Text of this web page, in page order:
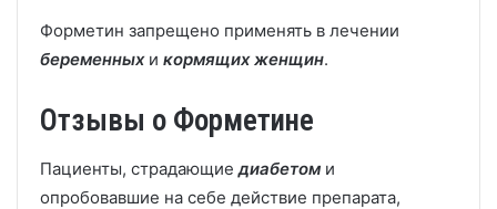
Форметин запрещено применять в лечении
беременныхи кормящих женщин.
Отзывы о Форметине
Пациенты, страдающиедиабетом и
опробовавшие на себе действие препарата,